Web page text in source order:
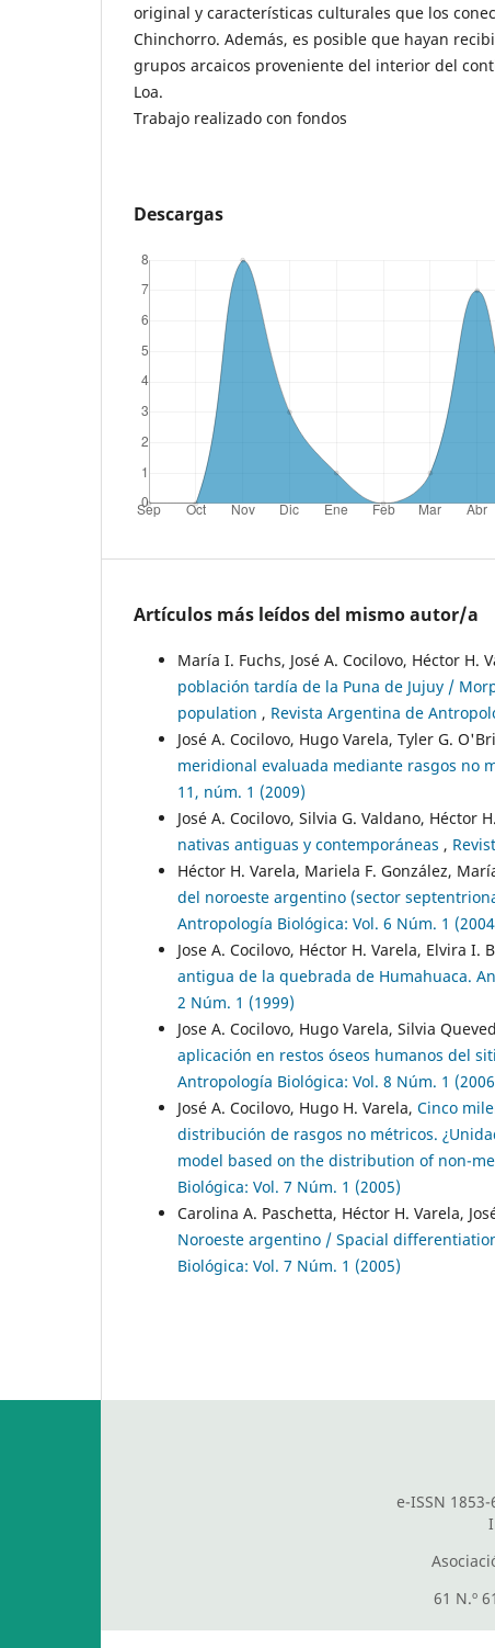
original y características culturales que los
Chinchorro. Además, es posible que hayan
grupos arcaicos proveniente del interior del
Loa.
Trabajo realizado con fondos
Descargas
Artículos más leídos del mismo autor/a
María I. Fuchs, José A. Cocilovo, Héctor H.
población tardía de la Puna de Jujuy /
population , Revista Argentina de
José A. Cocilovo, Hugo Varela, Tyler G.
meridional evaluada mediante rasgos no
11, núm. 1 (2009)
José A. Cocilovo, Silvia G. Valdano, Héctor
nativas antiguas y contemporáneas ,
Héctor H. Varela, Mariela F. González,
del noroeste argentino (sector
Antropología Biológica: Vol. 6 Núm. 1
Jose A. Cocilovo, Héctor H. Varela, Elvira I.
antigua de la quebrada de Humahuaca.
2 Núm. 1 (1999)
Jose A. Cocilovo, Hugo Varela, Silvia
aplicación en restos óseos humanos del
Antropología Biológica: Vol. 8 Núm. 1
José A. Cocilovo, Hugo H. Varela, Cinco
distribución de rasgos no métricos.
model based on the distribution of non-
Biológica: Vol. 7 Núm. 1 (2005)
Carolina A. Paschetta, Héctor H. Varela,
Noroeste argentino / Spacial
Biológica: Vol. 7 Núm. 1 (2005)
e-ISSN
61 N.º